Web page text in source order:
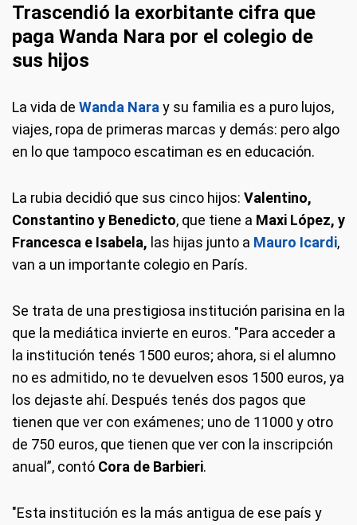
Trascendió la exorbitante cifra que
paga Wanda Nara por el colegio de
sus hijos
La vida de Wanda Nara y su familia es a puro lujos,
viajes, ropa de primeras marcas y demás: pero algo
en lo que tampoco escatiman es en educación.
La rubia decidió que sus cinco hijos: Valentino,
Constantino y Benedicto, que tiene a Maxi López, y
Francesca e Isabela, las hijas junto a Mauro Icardi,
van a un importante colegio en París.
Se trata de una prestigiosa institución parisina en la
que la mediática invierte en euros. "Para acceder a
la institución tenés 1500 euros; ahora, si el alumno
no es admitido, no te devuelven esos 1500 euros, ya
los dejaste ahí. Después tenés dos pagos que
tienen que ver con exámenes; uno de 11000 y otro
de 750 euros, que tienen que ver con la inscripción
anual”, contó Cora de Barbieri.
"Esta institución es la más antigua de ese país y